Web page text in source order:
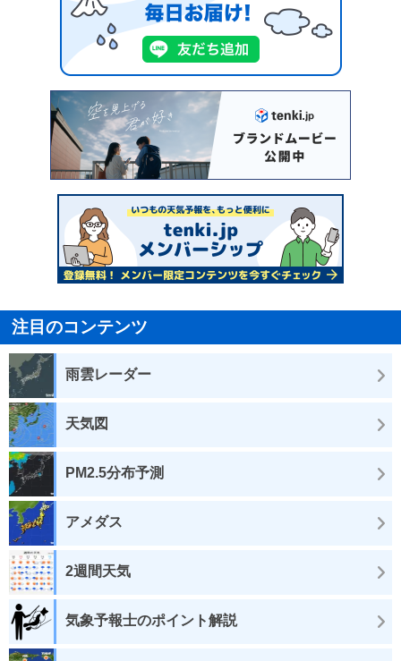
注目のコンテンツ
雨雲レーダー
天気図
PM2.5分布予測
アメダス
2週間天気
気象予報士のポイント解説